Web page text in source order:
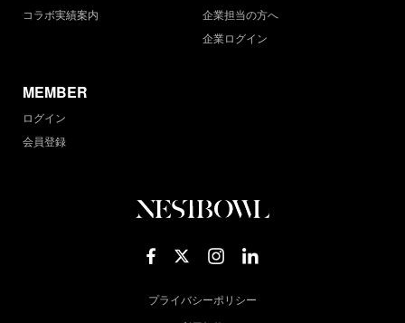
コラボ実績案内
企業担当の方へ
企業ログイン
MEMBER
ログイン
会員登録
プライバシーポリシー